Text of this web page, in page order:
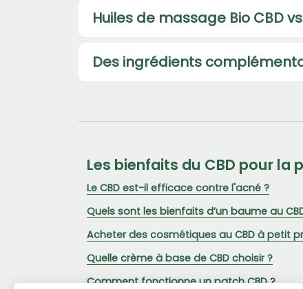
Huiles de massage Bio CBD
Des ingrédients
Les bienfaits du CBD pour la
Le CBD est-il efficace contre l'acné ?
Quels sont les bienfaits d’un baume au
Acheter des cosmétiques au CBD à petit
Quelle crème à base de CBD choisir ?
Comment fonctionne un patch CBD ?